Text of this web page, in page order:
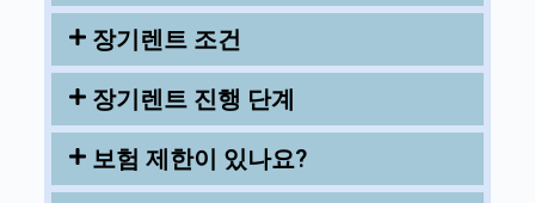
장기렌트 조건
장기렌트 진행 단계
보험 제한이 있나요?